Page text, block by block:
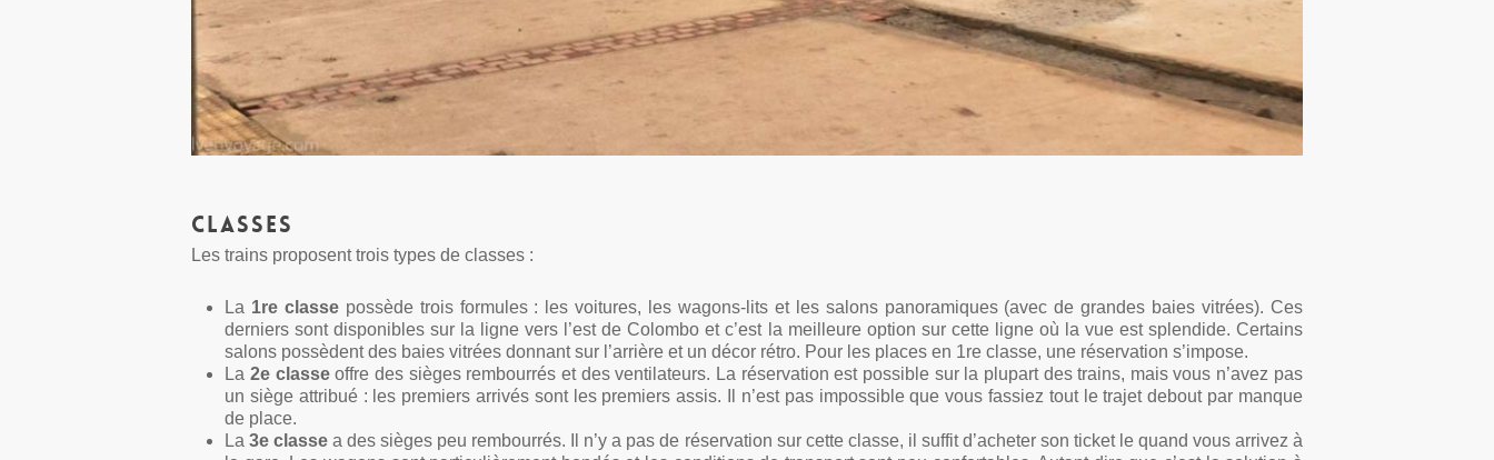
Classes
Les trains proposent trois types de classes :
La 1re classepossède trois formules : les voitures, les wagons-lits et les salons panoramiques (avec de grandes baies vitrées). Ces
derniers sont disponibles sur la ligne vers l’est de Colombo et c’est la meilleure option sur cette ligne où la vue est splendide. Certains
salons possèdent des baies vitrées donnant sur l’arrière et un décor rétro. Pour les places en 1re classe, une réservation s’impose.
La 2e classeoffre des sièges rembourrés et des ventilateurs. La réservation est possible sur la plupart des trains, mais vous n’avez pas
un siège attribué : les premiers arrivés sont les premiers assis. Il n’est pas impossible que vous fassiez tout le trajet debout par manque
de place.
La3e classe a des sièges peu rembourrés. Il n’y a pas de réservation sur cette classe, il suffit d’acheter son ticket le quand vous arrivez à